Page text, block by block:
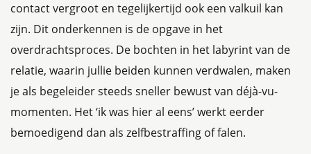
contact vergroot en tegelijkertijd ook een valkuil kan
zijn. Dit onderkennen is de opgave in het
overdrachtsproces. De bochten in het labyrint van de
relatie, waarin jullie beiden kunnen verdwalen, maken
je als begeleider steeds sneller bewust van déjà-vu-
momenten. Het ‘ik was hier al eens’ werkt eerder
bemoedigend dan als zelfbestraffing of falen.